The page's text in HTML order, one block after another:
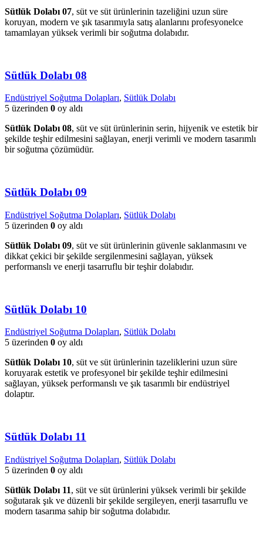
Sütlük Dolabı 07, süt ve süt ürünlerinin tazeliğini uzun süre
koruyan, modern ve şık tasarımıyla satış alanlarını profesyonelce
tamamlayan yüksek verimli bir soğutma dolabıdır.
Sütlük Dolabı 08
Endüstriyel Soğutma Dolapları, Sütlük Dolabı
5 üzerinden 0 oy aldı
Sütlük Dolabı 08, süt ve süt ürünlerinin serin, hijyenik ve estetik bir
şekilde teşhir edilmesini sağlayan, enerji verimli ve modern tasarımlı
bir soğutma çözümüdür.
Sütlük Dolabı 09
Endüstriyel Soğutma Dolapları, Sütlük Dolabı
5 üzerinden 0 oy aldı
Sütlük Dolabı 09, süt ve süt ürünlerinin güvenle saklanmasını ve
dikkat çekici bir şekilde sergilenmesini sağlayan, yüksek
performanslı ve enerji tasarruflu bir teşhir dolabıdır.
Sütlük Dolabı 10
Endüstriyel Soğutma Dolapları, Sütlük Dolabı
5 üzerinden 0 oy aldı
Sütlük Dolabı 10, süt ve süt ürünlerinin tazeliklerini uzun süre
koruyarak estetik ve profesyonel bir şekilde teşhir edilmesini
sağlayan, yüksek performanslı ve şık tasarımlı bir endüstriyel
dolaptır.
Sütlük Dolabı 11
Endüstriyel Soğutma Dolapları, Sütlük Dolabı
5 üzerinden 0 oy aldı
Sütlük Dolabı 11, süt ve süt ürünlerini yüksek verimli bir şekilde
soğutarak şık ve düzenli bir şekilde sergileyen, enerji tasarruflu ve
modern tasarıma sahip bir soğutma dolabıdır.